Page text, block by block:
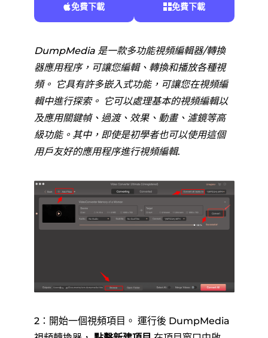
免費下載 免費下載
DumpMedia 是一款多功能視頻編輯器/轉換
器應用程序，可讓您編輯、轉換和播放各種視
頻。 它具有許多嵌入式功能，可讓您在視頻編
輯中進行探索。 它可以處理基本的視頻編輯以
及應用關鍵幀、過渡、效果、動畫、濾鏡等高
級功能。其中，即使是初學者也可以使用這個
用戶友好的應用程序進行視頻編輯.
2：開始一個視頻項目。 運行後 DumpMedia